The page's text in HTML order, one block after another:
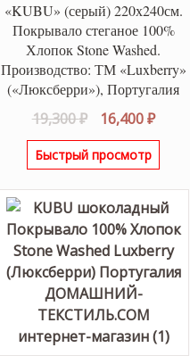
«KUBU» (серый) 220х240см.
Покрывало стеганое 100%
Хлопок Stone Washed.
Производство: ТМ «Luxberry»
(«Люксберри»), Португалия
19,300₽
цена
составляла
16,400₽
Быстрый просмотр